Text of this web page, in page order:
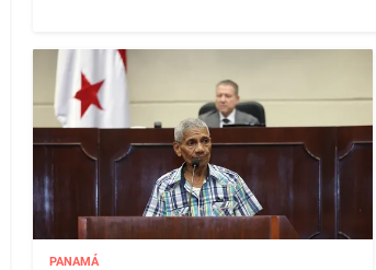
PANAMÁ